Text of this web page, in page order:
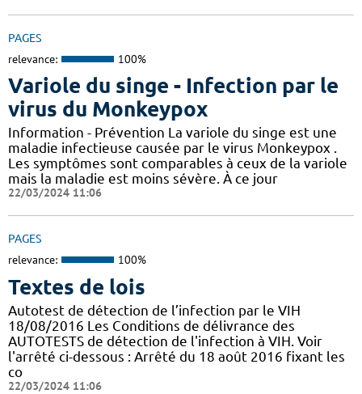
PAGES
relevance: 100%
Variole du singe - Infection par le
virus du Monkeypox
Information - Prévention La variole du singe est une
maladie infectieuse causée par le virus Monkeypox .
Les symptômes sont comparables à ceux de la variole
mais la maladie est moins sévère. À ce jour
22/03/2024 11:06
PAGES
relevance: 100%
Textes de lois
Autotest de détection de l’infection par le VIH
18/08/2016 Les Conditions de délivrance des
AUTOTESTS de détection de l'infection à VIH. Voir
l'arrêté ci-dessous : Arrêté du 18 août 2016 fixant les
co
22/03/2024 11:06